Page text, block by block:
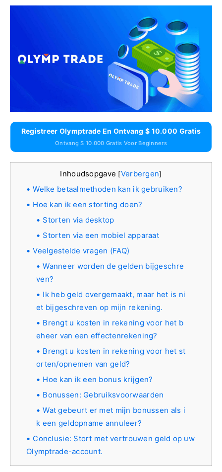
Registreer Olymptrade En Ontvang $ 10.000 Gratis
Ontvang $ 10.000 Gratis Voor Beginners
Inhoudsopgave [Verbergen]
Welke betaalmethoden kan ik gebruiken?
Hoe kan ik een storting doen?
Storten via desktop
Storten via een mobiel apparaat
Veelgestelde vragen (FAQ)
Wanneer worden de gelden bijgeschre
ven?
Ik heb geld overgemaakt, maar het is ni
et bijgeschreven op mijn rekening.
Brengt u kosten in rekening voor het b
eheer van een effectenrekening?
Brengt u kosten in rekening voor het st
orten/opnemen van geld?
Hoe kan ik een bonus krijgen?
Bonussen: Gebruiksvoorwaarden
Wat gebeurt er met mijn bonussen als i
k een geldopname annuleer?
Conclusie: Stort met vertrouwen geld op uw
Olymptrade-account.